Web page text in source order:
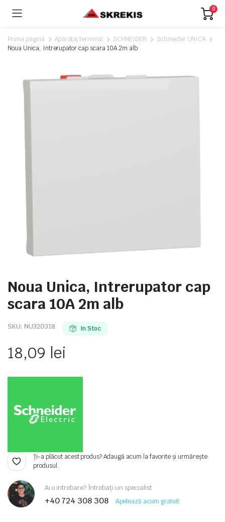
0
Prima pagină Aparataj terminal SCHNEIDER
Schneider UNICA
Noua Unica, Intrerupator cap scara 10A 2m alb
Noua Unica, Intrerupator cap
scara 10A 2m alb
SKU: NU320318 In Stoc
18,09 lei
Ți-a plăcut acest produs? Adaugă acum la favorite și urmărește
produsul.
Ai o intrebare? Întrebați un specialist
+40 724 308 308 Apelează acum gratuit